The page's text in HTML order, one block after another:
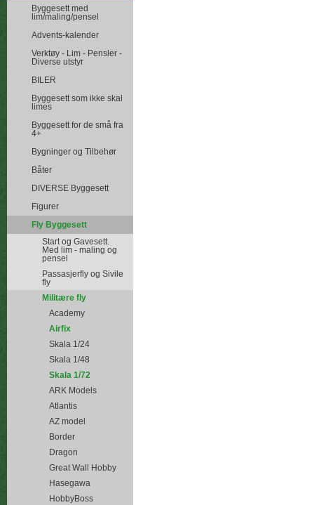
Byggesett med
lim/maling/pensel
Advents-kalender
Verktøy - Lim - Pensler -
Diverse utstyr
BILER
Byggesett som ikke skal
limes
Byggesett for de små fra
4+
Bygninger og Tilbehør
Båter
DIVERSE Byggesett
Figurer
Fly Byggesett
Start og Gavesett.
Med lim - maling og
pensel
Passasjerfly og Sivile
fly
Militære fly
Academy
Airfix
Skala 1/24
Skala 1/48
Skala 1/72
ARK Models
Atlantis
AZ model
Border
Dragon
Great Wall Hobby
Hasegawa
HobbyBoss